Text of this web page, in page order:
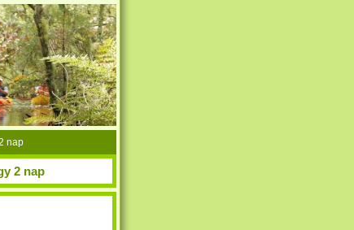
nap
2 nap